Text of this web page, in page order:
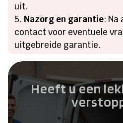
uit.
Nazorg en garantie: Na
contact voor eventuele
uitgebreide garantie.
Heeft u een